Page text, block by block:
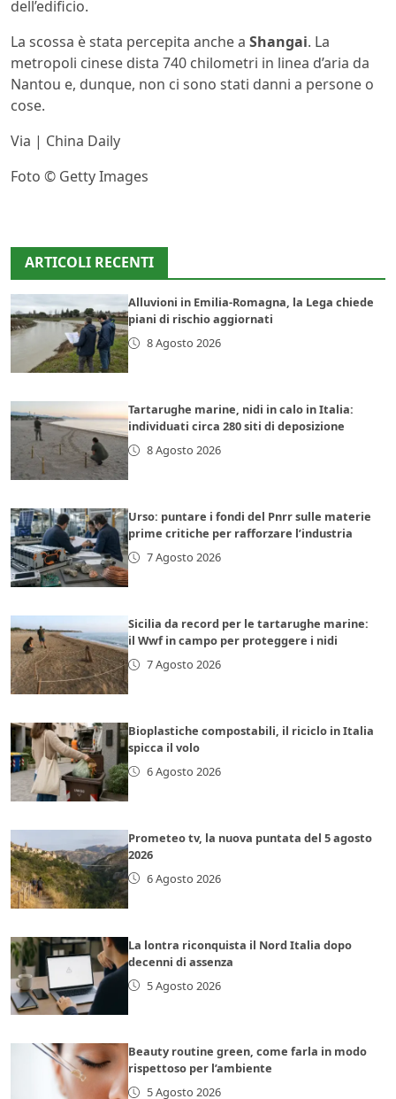
dell’edificio.
La scossa è stata percepita anche a Shangai. La
metropoli cinese dista 740 chilometri in linea d’aria da
Nantou e, dunque, non ci sono stati danni a persone o
cose.
Via | China Daily
Foto © Getty Images
ARTICOLI RECENTI
Alluvioni in Emilia-Romagna, la Lega chiede
piani di rischio aggiornati
8 Agosto 2026
Tartarughe marine, nidi in calo in Italia:
individuati circa 280 siti di deposizione
8 Agosto 2026
Urso: puntare i fondi del Pnrr sulle materie
prime critiche per rafforzare l’industria
7 Agosto 2026
Sicilia da record per le tartarughe marine:
il Wwf in campo per proteggere i nidi
7 Agosto 2026
Bioplastiche compostabili, il riciclo in Italia
spicca il volo
6 Agosto 2026
Prometeo tv, la nuova puntata del 5 agosto
2026
6 Agosto 2026
La lontra riconquista il Nord Italia dopo
decenni di assenza
5 Agosto 2026
Beauty routine green, come farla in modo
rispettoso per l’ambiente
5 Agosto 2026